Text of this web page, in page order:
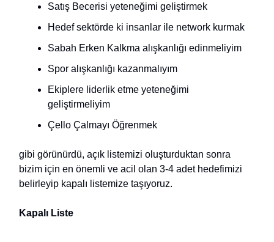
Satış Becerisi yeteneğimi geliştirmek
Hedef sektörde ki insanlar ile network kurmak
Sabah Erken Kalkma alışkanlığı edinmeliyim
Spor alışkanlığı kazanmalıyım
Ekiplere liderlik etme yeteneğimi
geliştirmeliyim
Çello Çalmayı Öğrenmek
gibi görünürdü, açık listemizi oluşturduktan sonra
bizim için en önemli ve acil olan 3-4 adet hedefimizi
belirleyip kapalı listemize taşıyoruz.
Kapalı Liste